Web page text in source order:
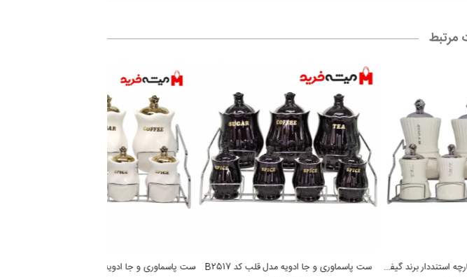
مرتبط
ست ادویه و پاسماوری 7پارچه استنددار برند گیفت هوم مدل لوتوس کد 1304 ست پاسماوری و جا ادویه مدل قلب کد B2517